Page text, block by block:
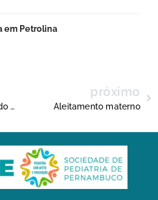
em Petrolina
Fotos do Jantar do dia do Pediatra
próximo
Aleitamento materno